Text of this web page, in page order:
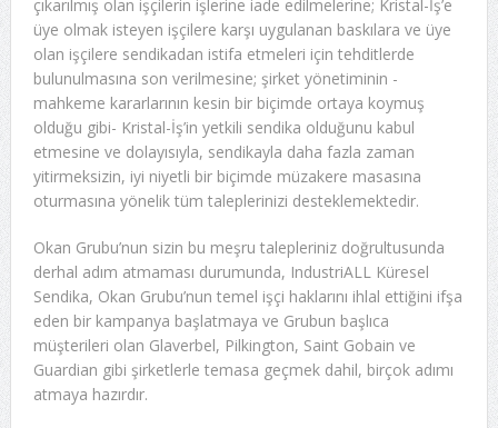
çıkarılmış olan işçilerin işlerine iade edilmelerine; Kristal-İş’e
üye olmak isteyen işçilere karşı uygulanan baskılara ve üye
olan işçilere sendikadan istifa etmeleri için tehditlerde
bulunulmasına son verilmesine; şirket yönetiminin -
mahkeme kararlarının kesin bir biçimde ortaya koymuş
olduğu gibi- Kristal-İş’in yetkili sendika olduğunu kabul
etmesine ve dolayısıyla, sendikayla daha fazla zaman
yitirmeksizin, iyi niyetli bir biçimde müzakere masasına
oturmasına yönelik tüm taleplerinizi desteklemektedir.
Okan Grubu’nun sizin bu meşru talepleriniz doğrultusunda
derhal adım atmaması durumunda, IndustriALL Küresel
Sendika, Okan Grubu’nun temel işçi haklarını ihlal ettiğini ifşa
eden bir kampanya başlatmaya ve Grubun başlıca
müşterileri olan Glaverbel, Pilkington, Saint Gobain ve
Guardian gibi şirketlerle temasa geçmek dahil, birçok adımı
atmaya hazırdır.